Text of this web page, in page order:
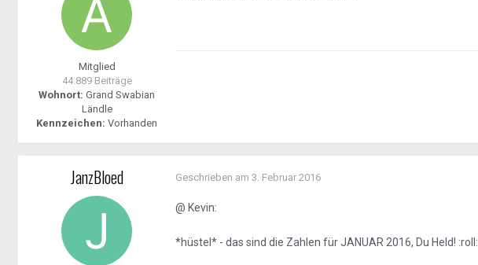
Mitglied
44.889 Beiträge
Wohnort: Grand Swabian
Ländle
Kennzeichen: Vorhanden
JanzBloed Geschrieben am 3. Februar 2016
@ Kevin:
*hüstel* - das sind die Zahlen für JANUAR 2016, Du Held! :roll: